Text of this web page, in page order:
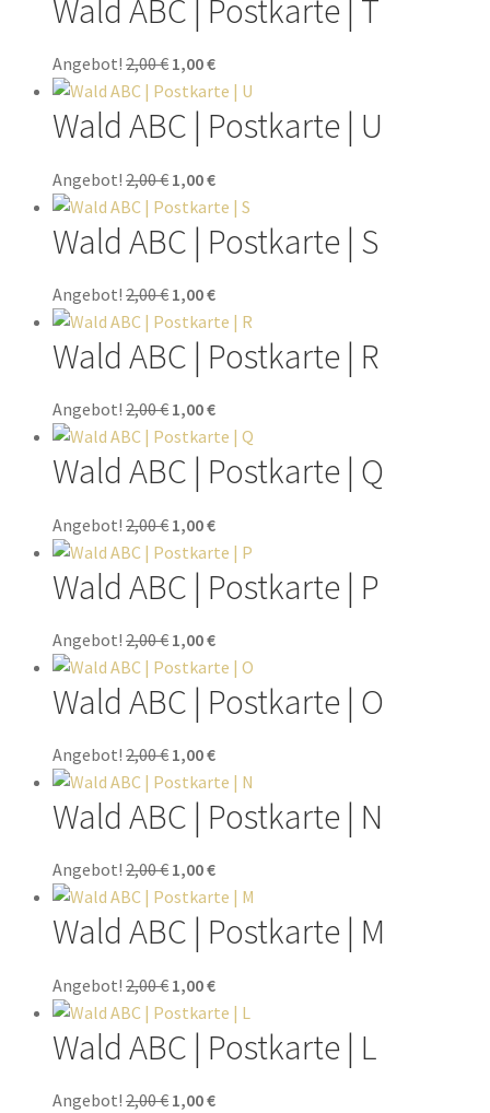
Wald ABC | Postkarte | T
Angebot! 2,00€ 1,00€
Wald ABC | Postkarte | U
Angebot! 2,00€ 1,00€
Wald ABC | Postkarte | S
Angebot! 2,00€ 1,00€
Wald ABC | Postkarte | R
Angebot! 2,00€ 1,00€
Wald ABC | Postkarte | Q
Angebot! 2,00€ 1,00€
Wald ABC | Postkarte | P
Angebot! 2,00€ 1,00€
Wald ABC | Postkarte | O
Angebot! 2,00€ 1,00€
Wald ABC | Postkarte | N
Angebot! 2,00€ 1,00€
Wald ABC | Postkarte | M
Angebot! 2,00€ 1,00€
Wald ABC | Postkarte | L
Angebot! 2,00€ 1,00€